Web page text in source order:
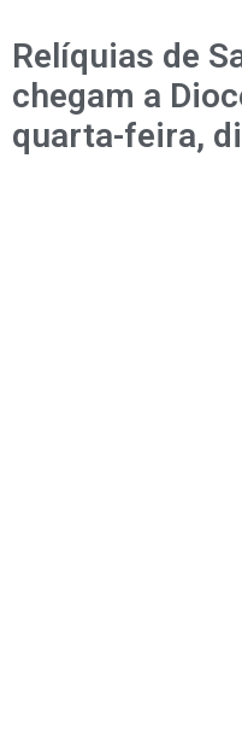
Relíquias de
chegam a
quarta-feira,